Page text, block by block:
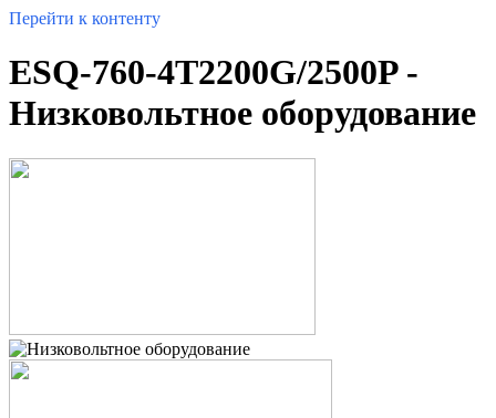
Перейти к контенту
ESQ-760-4T2200G/2500P -
Низковольтное оборудование